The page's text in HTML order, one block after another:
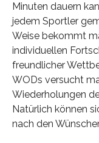
Minuten dauern
jedem Sportler
Weise bekommt
individuellen
freundlicher
WODs versucht
Wiederholungen
Natürlich können
nach den